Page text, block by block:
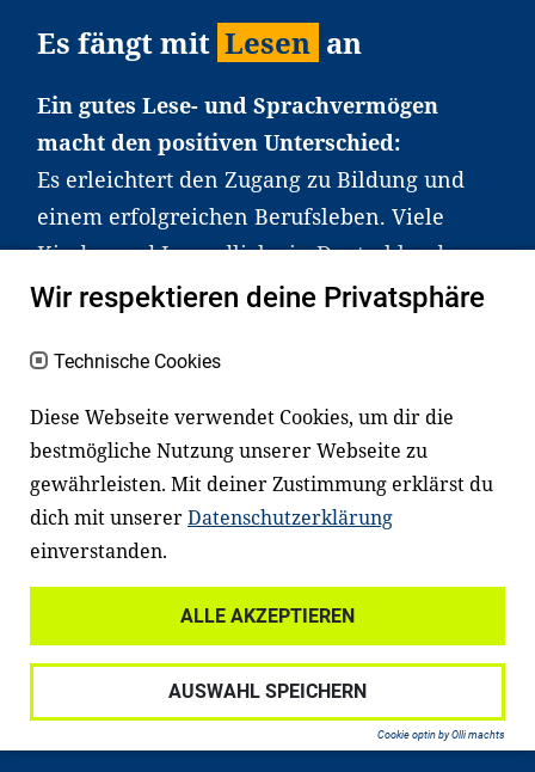
Es fängt mit Lesen an
Ein gutes Lese- und Sprachvermögen
macht den positiven Unterschied:
Es erleichtert den Zugang zu Bildung und
einem erfolgreichen Berufsleben. Viele
Kinder und Jugendliche in Deutschland
haben aber große Schwierigkeiten dabei.
an Familien sowie an Erzieher*innen,
Lehrer*innen und andere
Fachexpert*innen. Dafür arbeiten wir eng
mit Ministerien, wissenschaftlichen
Einrichtungen, Verbänden, Unternehmen
und anderen Stiftungen zusammen.
Datenschutz
Haftungsausschluss
Impressum
Wir respektieren deine Privatsphäre
Technische Cookies
Diese Webseite verwendet Cookies, um dir die
bestmögliche Nutzung unserer Webseite zu
gewährleisten. Mit deiner Zustimmung erklärst du
dich mit unsererDatenschutzerklärung
einverstanden.
ALLE AKZEPTIEREN
AUSWAHL SPEICHERN
Cookie optin by Olli machts